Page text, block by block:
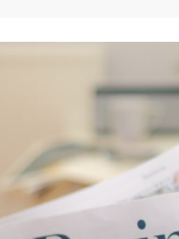
r
C
g
u
t